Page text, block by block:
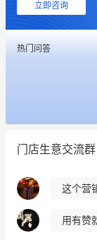
立即咨询
热门问答
门店生意交流群
这个营
昨晚的
冰墩墩
这个营
用有赞